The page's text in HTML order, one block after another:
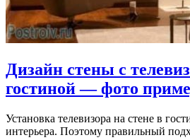
Дизайн стены с
гостиной — фото
Установка телевизора на стене в
интерьера. Поэтому правильный